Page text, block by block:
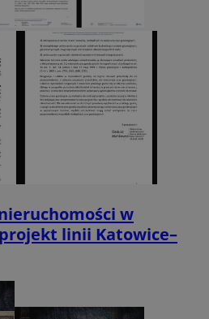
w
linii Katowice–